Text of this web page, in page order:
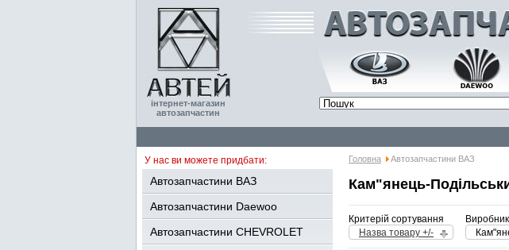
інтернет-магазин
автозапчастин
У нас ви можете придбати:
Автозапчастини ВАЗ
Автозапчастини Daewoo
Автозапчастини CHEVROLET
Головна Автозапчастини ВАЗ
Кам"янець-
Критерій сортування
Назва товару +/-